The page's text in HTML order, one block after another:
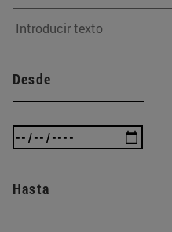
Desde
Hasta